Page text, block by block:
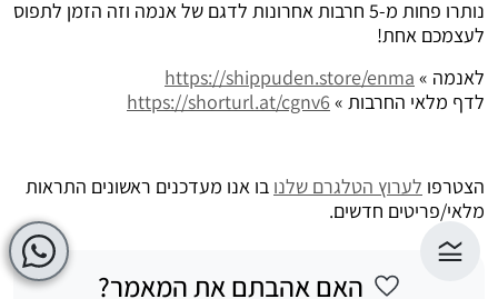
נותרו פחות מ-5 חרבות אחרונות לדגם של אנמה וזה הזמן לתפוס
לעצמכם אחת!
לאנמה » https://shippuden.store/enma
לדף מלאי החרבות » https://shorturl.at/cgnv6
הצטרפו לערוץ הטלגרם שלנו בו אנו מעדכנים ראשונים התראות
מלאי/פריטים חדשים.
האם אהבתם את המאמר?